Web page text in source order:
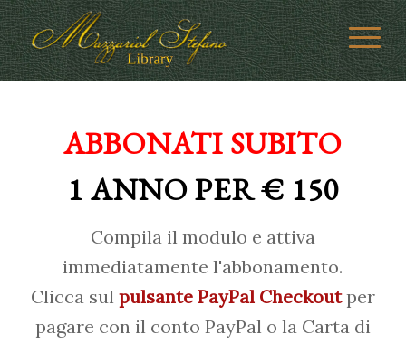
ABBONATI SUBITO
1 ANNO PER € 150
Compila il modulo e attiva
immediatamente l'abbonamento.
Clicca sul pulsante PayPal Checkoutper
pagare con il conto PayPal o la Carta di